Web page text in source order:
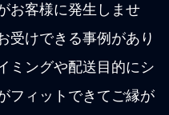
お客様に発生しませ
受けできる事例があり
ミングや配送目的にシ
フィットできてご縁が